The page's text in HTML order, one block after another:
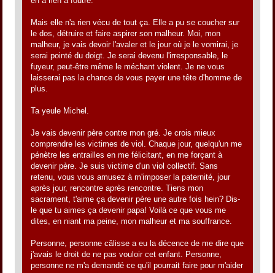
Mais elle n'a rien vécu de tout ça. Elle a pu se coucher sur
le dos, détruire et faire aspirer son malheur. Moi, mon
malheur, je vais devoir l'avaler et le jour où je le vomirai, je
serai pointé du doigt. Je serai devenu l'irresponsable, le
fuyeur, peut-être même le méchant violent. Je ne vous
laisserai pas la chance de vous payer une tête d'homme de
plus.
Ta yeule Michel.
Je vais devenir père contre mon gré. Je crois mieux
comprendre les victimes de viol. Chaque jour, quelqu'un me
pénètre les entrailles en me félicitant, en me forçant à
devenir père. Je suis victime d'un viol collectif. Sans
retenu, vous vous amusez à m'imposer la paternité, jour
après jour, rencontre après rencontre. Tiens mon
sacrament, t'aime ça devenir père une autre fois hein? Dis-
le que tu aimes ça devenir papa! Voilà ce que vous me
dites, en niant ma peine, mon malheur et ma souffrance.
Personne, personne câlisse a eu la décence de me dire que
j'avais le droit de ne pas vouloir cet enfant. Personne,
personne ne m'a demandé ce qu'il pourrait faire pour m'aider